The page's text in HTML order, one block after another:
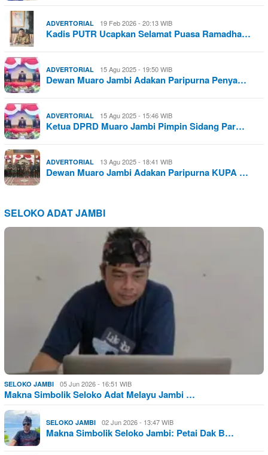
ADVERTORIAL 19 Feb 2026 - 20:13 WIB
Kadis PUTR Ucapkan Selamat Puasa Ramadha…
ADVERTORIAL 15 Agu 2025 - 19:50 WIB
Dewan Muaro Jambi Adakan Paripurna Penya…
ADVERTORIAL 15 Agu 2025 - 15:46 WIB
Ketua DPRD Muaro Jambi Pimpin Sidang Par…
ADVERTORIAL 13 Agu 2025 - 18:41 WIB
Dewan Muaro Jambi Adakan Paripurna KUPA …
SELOKO ADAT JAMBI
SELOKO JAMBI 05 Jun 2026 - 16:51 WIB
Makna Simbolik Seloko Adat Melayu Jambi …
SELOKO JAMBI 02 Jun 2026 - 13:47 WIB
Makna Simbolik Seloko Jambi: Petai Dak B…